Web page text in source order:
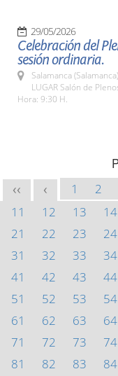
29/05/2026
Celebración del
sesión ordinaria.
Salamanca (Salamanca)
LUGAR Salón de
Hora: 9:30 H.
<< < 1 2
11
12 13 14
21
22 23 24
31
32 33 34
41
42 43 44
51
52 53 54
61
62 63 64
71
72 73 74
81
82 83 84